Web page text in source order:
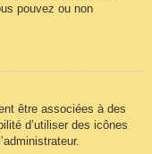
pouvez ou non
être associées à des
d’utiliser des icônes